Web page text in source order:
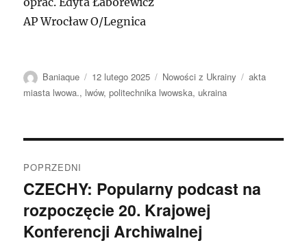
AP Wrocław O/Legnica
Autor
Baniaque
Data
publikacji
12 lutego 2025 Kategorie
Nowości z Ukrainy Tagi
akta
miasta lwowa., lwów,politechnika lwowska, ukraina
wpisu
POPRZEDNI
Poprzedni
wpis:
CZECHY: Popularny podcast na
rozpoczęcie 20. Krajowej
Konferencji Archiwalnej